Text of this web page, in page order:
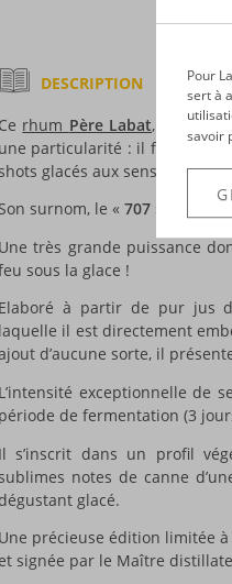
DESCRIPTION
Ce rhum Père Labat,
une particularité : il faut le
shots glacés aux sensations
Son surnom, le « 707 »,
Une très grande puissance
sous la glace !
Elaboré à partir de pur jus
laquelle il est directement
d’aucune sorte, il
L’intensité exceptionnelle de
période de fermentation (3
Il s’inscrit dans un profil
sublimes notes de canne
dégustant glacé.
Une précieuse édition limitée
et signée par le Maître
Pour
sert à
savoir